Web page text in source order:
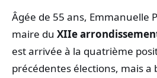
Âgée de 55 ans, Emmanuelle
maire du XIIe
est arrivée à la quatrième
précédentes élections, mais a